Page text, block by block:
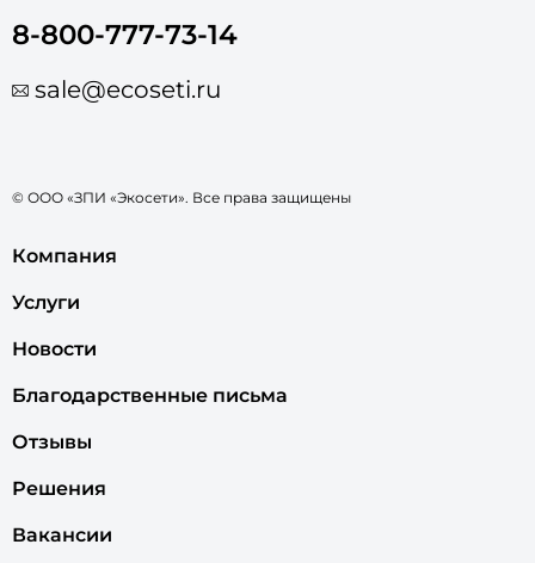
8-800-777-73-14
sale@ecoseti.ru
© ООО «ЗПИ «Экосети». Все права защищены
Компания
Услуги
Новости
Благодарственные письма
Отзывы
Решения
Вакансии